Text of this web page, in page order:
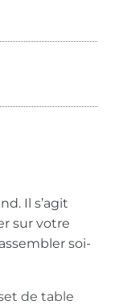
Il s’agit
sur votre
soi-
de table